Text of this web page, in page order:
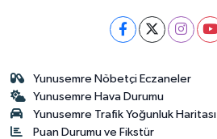
Yunusemre Nöbetçi Eczaneler
Yunusemre Hava Durumu
Yunusemre Trafik Yoğunluk Haritası
Puan Durumu ve Fikstür